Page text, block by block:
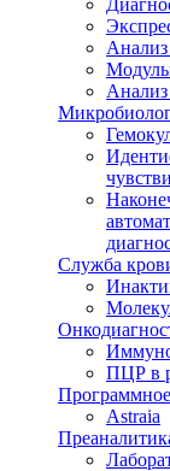
Анализ
Служба
ПЦР в
Astraia